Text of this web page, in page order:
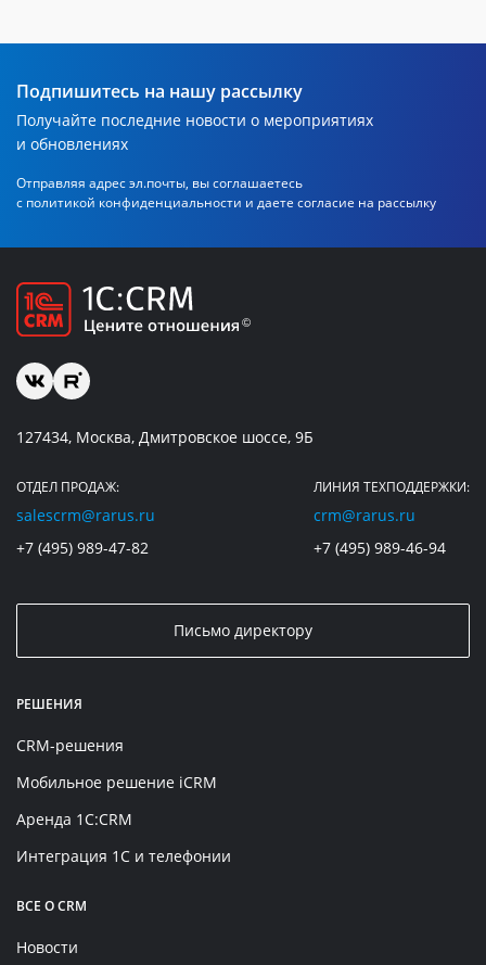
Подпишитесь на нашу рассылку
Получайте последние новости о мероприятиях
и обновлениях
Отправляя адрес эл.почты, вы соглашаетесь
с политикой конфиденциальности и даете согласие на рассылку
127434, Москва, Дмитровское шоссе, 9Б
ОТДЕЛ ПРОДАЖ:
salescrm@rarus.ru
+7 (495) 989-47-82
ЛИНИЯ ТЕХПОДДЕРЖКИ:
crm@rarus.ru
+7 (495) 989-46-94
Письмо директору
РЕШЕНИЯ
CRM-решения
Мобильное решение iCRM
Аренда 1C:CRM
Интеграция 1С и телефонии
ВСЕ О CRM
Новости